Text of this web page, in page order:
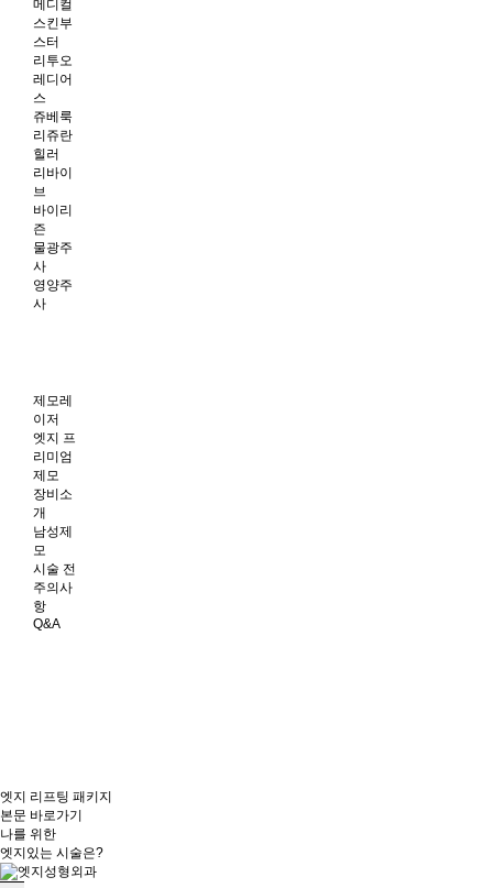
메디컬
스킨부
스터
리투오
레디어
스
쥬베룩
리쥬란
힐러
리바이
브
바이리
즌
물광주
사
영양주
사
제모레
이저
엣지 프
리미엄
제모
장비소
개
남성제
모
시술 전
주의사
항
Q&A
엣지 리프팅 패키지
본문 바로가기
나를 위한
엣지 있는 시술은?